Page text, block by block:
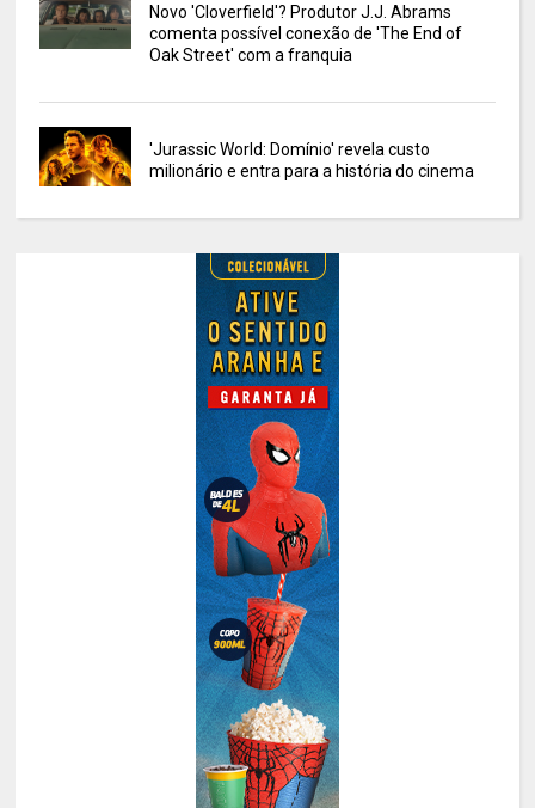
Novo 'Cloverfield'? Produtor J.J. Abrams
comenta possível conexão de 'The End of
Oak Street' com a franquia
'Jurassic World: Domínio' revela custo
milionário e entra para a história do cinema